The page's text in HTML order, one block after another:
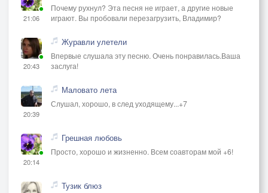
21:06
Почему рухнул? Эта песня не играет, а другие новые
играют. Вы пробовали перезагрузить, Владимир?
20:43
Журавли улетели
Впервые слушала эту песню. Очень понравилась.Ваша
заслуга!
20:39
Маловато лета
Слушал, хорошо, в след уходящему...+7
20:14
Грешная любовь
Просто, хорошо и жизненно. Всем соавторам мой +6!
Тузик блюз